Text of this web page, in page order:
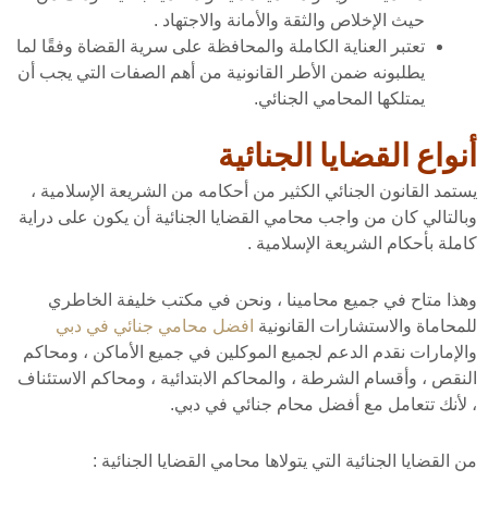
حيث الإخلاص والثقة والأمانة والاجتهاد .
تعتبر العناية الكاملة والمحافظة على سرية القضاة وفقًا لما
يطلبونه ضمن الأطر القانونية من أهم الصفات التي يجب أن
يمتلكها المحامي الجنائي.
أنواع القضايا الجنائية
يستمد القانون الجنائي الكثير من أحكامه من الشريعة الإسلامية ،
وبالتالي كان من واجب محامي القضايا الجنائية أن يكون على دراية
كاملة بأحكام الشريعة الإسلامية .
وهذا متاح في جميع محامينا ، ونحن في مكتب خليفة الخاطري
للمحاماة والاستشارات القانونية افضل محامي جنائي في دبي
والإمارات نقدم الدعم لجميع الموكلين في جميع الأماكن ، ومحاكم
النقص ، وأقسام الشرطة ، والمحاكم الابتدائية ، ومحاكم الاستئناف
، لأنك تتعامل مع أفضل محام جنائي في دبي.
من القضايا الجنائية التي يتولاها محامي القضايا الجنائية :